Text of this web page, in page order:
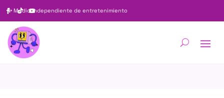
✨ Medio independiente de entretenimiento